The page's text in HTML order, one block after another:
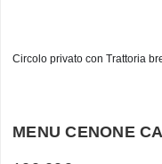
Circolo privato con Trattoria
MENU CENONE